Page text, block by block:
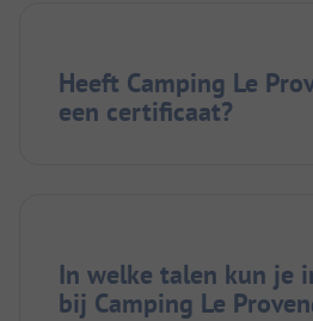
Heeft Camping Le
een certificaat?
In welke talen kun je
bij Camping Le